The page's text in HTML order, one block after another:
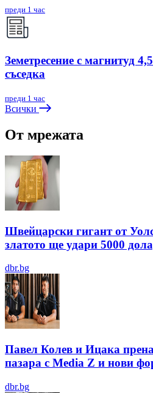
преди 1 час
Земетресение с магнитуд
съседка
преди 1 час
Всички
От мрежата
Швейцарски гигант от
златото ще удари 5000
dbr.bg
Павел Колев и Ицака
пазара с Media Z и нови
dbr.bg